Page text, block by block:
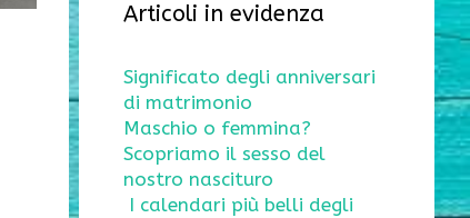
Articoli in evidenza
Significato degli anniversari
di matrimonio
Maschio o femmina?
Scopriamo il sesso del
nostro nascituro
I calendari più belli degli